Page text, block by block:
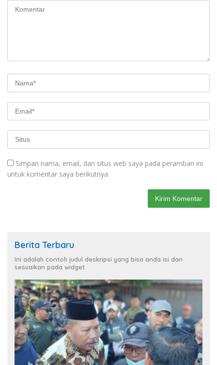
Simpan nama, email, dan situs web saya pada peramban ini
untuk komentar saya berikutnya.
Berita Terbaru
Ini adalah contoh judul deskripsi yang bisa anda isi dan
sesuaikan pada widget